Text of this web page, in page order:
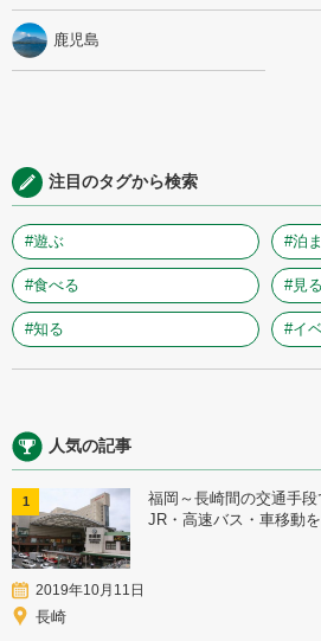
鹿児島
注目のタグから検索
#遊ぶ #泊
#食べる #見る
#知る #イ
人気の記事
1
福岡～長崎間の交通手
JR・高速バス・車移動
2019年10月11日
長崎